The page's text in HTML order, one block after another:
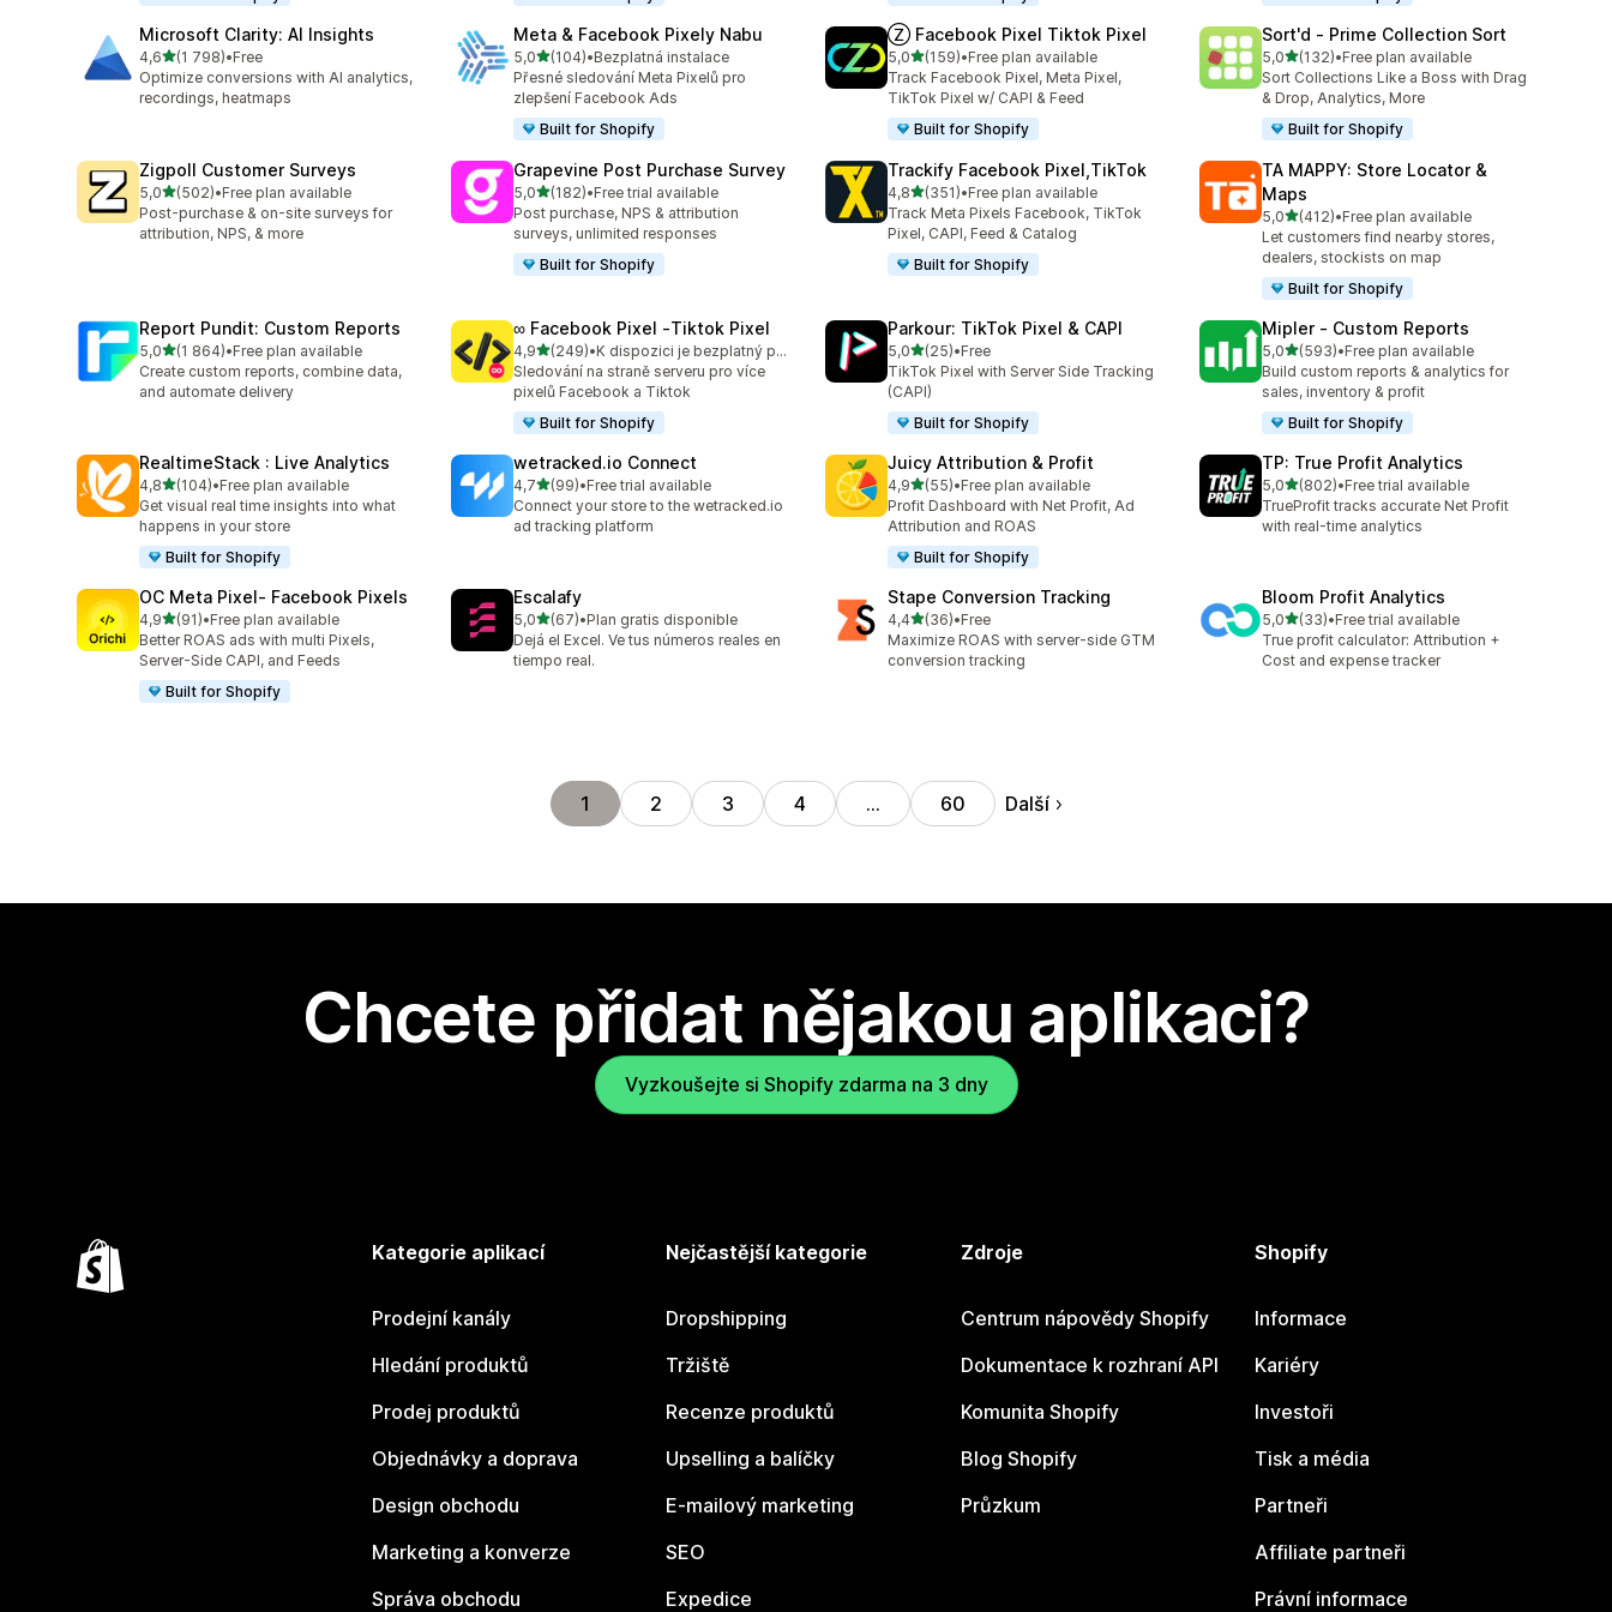
Microsoft Clarity: AI Insights
4,6z 5 hvězd
(1 798)
Celkový počet recenzí: 1798
•Free
Optimize conversions with AI analytics,
recordings, heatmaps
Meta & Facebook Pixely Nabu
5,0z 5 hvězd
(104)
Celkový počet recenzí: 104
•Bezplatná instalace
Přesné sledování Meta Pixelů pro
zlepšení Facebook Ads
Built for Shopify
Ⓩ Facebook Pixel Tiktok Pixel
5,0z 5 hvězd
(159)
Celkový počet recenzí: 159
•Free plan available
Track Facebook Pixel, Meta Pixel,
TikTok Pixel w/ CAPI & Feed
Built for Shopify
Sort'd ‑ Prime Collection Sort
5,0z 5 hvězd
(132)
Celkový počet recenzí: 132
•Free plan available
Sort Collections Like a Boss with Drag
& Drop, Analytics, More
Built for Shopify
Zigpoll Customer Surveys
5,0z 5 hvězd
(502)
Celkový počet recenzí: 502
•Free plan available
Post-purchase & on-site surveys for
attribution, NPS, & more
Grapevine Post Purchase Survey
5,0z 5 hvězd
(182)
Celkový počet recenzí: 182
•Free trial available
Post purchase, NPS & attribution
surveys, unlimited responses
Built for Shopify
Trackify Facebook Pixel,TikTok
4,8z 5 hvězd
(351)
Celkový počet recenzí: 351
•Free plan available
Track Meta Pixels Facebook, TikTok
Pixel, CAPI, Feed & Catalog
Built for Shopify
TA MAPPY: Store Locator &
Maps
5,0z 5 hvězd
(412)
Celkový počet recenzí: 412
•Free plan available
Let customers find nearby stores,
dealers, stockists on map
Built for Shopify
Report Pundit: Custom Reports
5,0z 5 hvězd
(1 864)
Celkový počet recenzí: 1864
•Free plan available
Create custom reports, combine data,
and automate delivery
∞ Facebook Pixel ‑Tiktok Pixel
4,9z 5 hvězd
(249)
Celkový počet recenzí: 249
•
K dispozici je bezplatný plán
Sledování na straně serveru pro více
pixelů Facebook a Tiktok
Built for Shopify
Parkour: TikTok Pixel & CAPI
5,0z 5 hvězd
(25)
Celkový počet recenzí: 25
•Free
TikTok Pixel with Server Side Tracking
(CAPI)
Built for Shopify
Mipler ‑ Custom Reports
5,0z 5 hvězd
(593)
Celkový počet recenzí: 593
•Free plan available
Build custom reports & analytics for
sales, inventory & profit
Built for Shopify
RealtimeStack : Live Analytics
4,8z 5 hvězd
(104)
Celkový počet recenzí: 104
•Free plan available
Get visual real time insights into what
happens in your store
Built for Shopify
wetracked.io Connect
4,7z 5 hvězd
(99)
Celkový počet recenzí: 99
•Free trial available
Connect your store to the wetracked.io
ad tracking platform
Juicy Attribution & Profit
4,9z 5 hvězd
(55)
Celkový počet recenzí: 55
•Free plan available
Profit Dashboard with Net Profit, Ad
Attribution and ROAS
Built for Shopify
TP: True Profit Analytics
5,0z 5 hvězd
(802)
Celkový počet recenzí: 802
•Free trial available
TrueProfit tracks accurate Net Profit
with real-time analytics
OC Meta Pixel‑ Facebook Pixels
4,9z 5 hvězd
(91)
Celkový počet recenzí: 91
•Free plan available
Better ROAS ads with multi Pixels,
Server-Side CAPI, and Feeds
Built for Shopify
Escalafy
5,0z 5 hvězd
(67)
Celkový počet recenzí: 67
•Plan gratis disponible
Dejá el Excel. Ve tus números reales en
tiempo real.
Stape Conversion Tracking
4,4z 5 hvězd
(36)
Celkový počet recenzí: 36
•Free
Maximize ROAS with server-side GTM
conversion tracking
Bloom Profit Analytics
5,0z 5 hvězd
(33)
Celkový počet recenzí: 33
•Free trial available
True profit calculator: Attribution +
Cost and expense tracker
1 2 3 4 … 60 Další
Chcete přidat nějakou aplikaci?
Vyzkoušejte si Shopify zdarma na 3 dny
Kategorie aplikací
Prodejní kanály
Hledání produktů
Prodej produktů
Objednávky a doprava
Design obchodu
Marketing a konverze
Správa obchodu
Nejčastější kategorie
Dropshipping
Tržiště
Recenze produktů
Upselling a balíčky
E-mailový marketing
SEO
Expedice
Zdroje
Centrum nápovědy Shopify
Dokumentace k rozhraní API
Komunita Shopify
Blog Shopify
Průzkum
Shopify
Informace
Kariéry
Investoři
Tisk a média
Partneři
Affiliate partneři
Právní informace